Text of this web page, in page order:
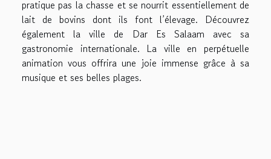
pratique pas la chasse et se nourrit essentiellement de
lait de bovins dont ils font l’élevage. Découvrez
également la ville de Dar Es Salaam avec sa
gastronomie internationale. La ville en perpétuelle
animation vous offrira une joie immense grâce à sa
musique et ses belles plages.